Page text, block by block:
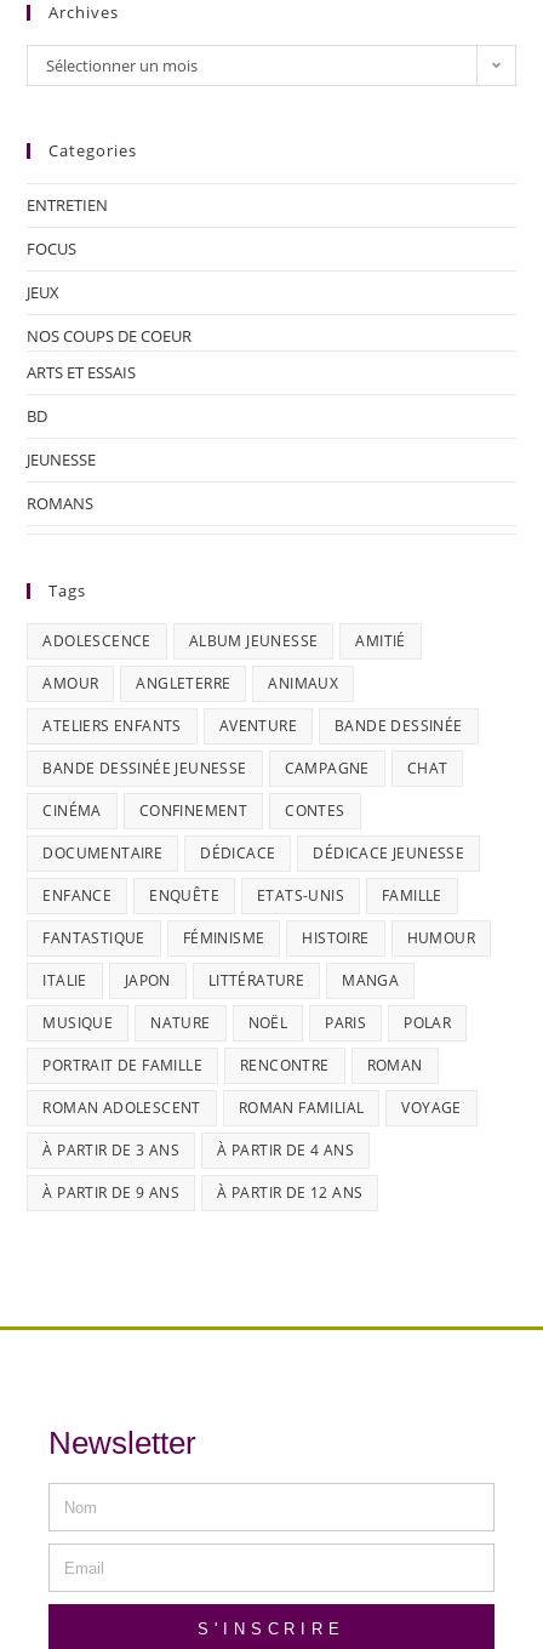
Archives
Sélectionner un mois
Categories
ENTRETIEN
FOCUS
JEUX
NOS COUPS DE COEUR
ARTS ET ESSAIS
BD
JEUNESSE
ROMANS
Tags
ADOLESCENCE ALBUM JEUNESSE AMITIÉ
AMOUR ANGLETERRE ANIMAUX
ATELIERS ENFANTS AVENTURE BANDE DESSINÉE
BANDE DESSINÉE JEUNESSE CAMPAGNE CHAT
CINÉMA CONFINEMENT CONTES
DOCUMENTAIRE DÉDICACE DÉDICACE JEUNESSE
ENFANCE ENQUÊTE ETATS-UNIS FAMILLE
FANTASTIQUE FÉMINISME HISTOIRE HUMOUR
ITALIE JAPON LITTÉRATURE MANGA
MUSIQUE NATURE NOËL PARIS POLAR
PORTRAIT DE FAMILLE RENCONTRE ROMAN
ROMAN ADOLESCENT ROMAN FAMILIAL VOYAGE
À PARTIR DE 3 ANS À PARTIR DE 4 ANS
À PARTIR DE 9 ANS À PARTIR DE 12 ANS
Newsletter
S'INSCRIRE